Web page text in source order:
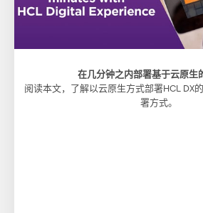
在几分钟之内部署基于云原生
阅读本文，了解以云原生方式部署HCL DX
署方式。